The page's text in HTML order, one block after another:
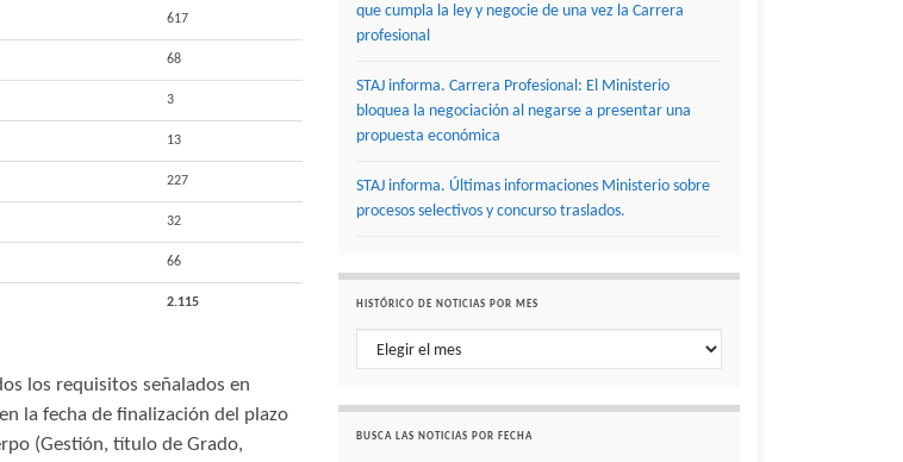
617
68
3
13
227
32
66
2.115
los requisitos señalados en
la fecha de finalización del plazo
(Gestión, título de Grado,
que cumpla la ley y negocie de una vez la Carrera
profesional
STAJ informa. Carrera Profesional: El Ministerio
bloquea la negociación al negarse a presentar una
propuesta económica
STAJ informa. Últimas informaciones Ministerio sobre
procesos selectivos y concurso traslados.
HISTÓRICO DE NOTICIAS POR MES
Histórico de noticias por mes
BUSCA LAS NOTICIAS POR FECHA